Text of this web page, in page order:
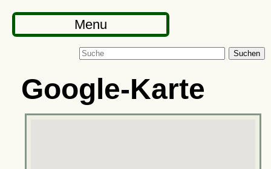
Menu
Suchen
Google-Karte